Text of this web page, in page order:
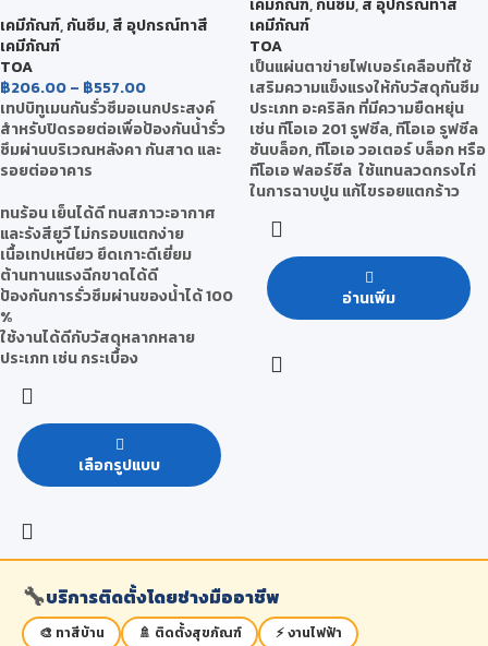
เคมีภัณฑ์,กันซึม,สี อุปกรณ์ทาสี
เคมีภัณฑ์
TOA
฿206.00– ฿557.00
เทปบิทูเมนกันรั่วซึมอเนกประสงค์
สำหรับปิดรอยต่อเพื่อป้องกันน้ำรั่ว
ซึมผ่านบริเวณหลังคา กันสาด และ
รอยต่ออาคาร
ทนร้อน เย็นได้ดี ทนสภาวะอากาศ
และรังสียูวี ไม่กรอบแตกง่าย
เนื้อเทปเหนียว ยึดเกาะดีเยี่ยม
ต้านทานแรงฉีกขาดได้ดี
ป้องกันการรั่วซึมผ่านของน้ำได้ 100
%
ใช้งานได้ดีกับวัสดุหลากหลาย
ประเภท เช่น กระเบื้อง
เลือกรูปแบบ
เคมีภัณฑ์
TOA
เป็นแผ่นตาข่ายไฟเบอร์เคลือบที่ใช้
เสริมความแข็งแรงให้กับวัสดุกันซึม
ประเภท อะคริลิก ที่มีความยืดหยุ่น
เช่น ทีโอเอ 201 รูฟซีล, ทีโอเอ รูฟซีล
ซันบล็อก, ทีโอเอ วอเตอร์ บล็อก หรือ
ทีโอเอ ฟลอร์ซีล ใช้แทนลวดกรงไก่
ในการฉาบปูน แก้ไขรอยแตกร้าว
อ่านเพิ่ม
🔧บริการติดตั้งโดยช่างมืออาชีพ
🎨 ทาสีบ้าน 🚿 ติดตั้งสุขภัณฑ์
⚡ งานไฟฟ้า